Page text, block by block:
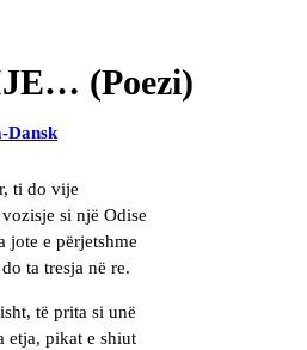
(Poezi)
Dansk
ti do vije
si një Odise
jote e përjetshme
ta tresja në re.
të prita si unë
etja, pikat e shiut